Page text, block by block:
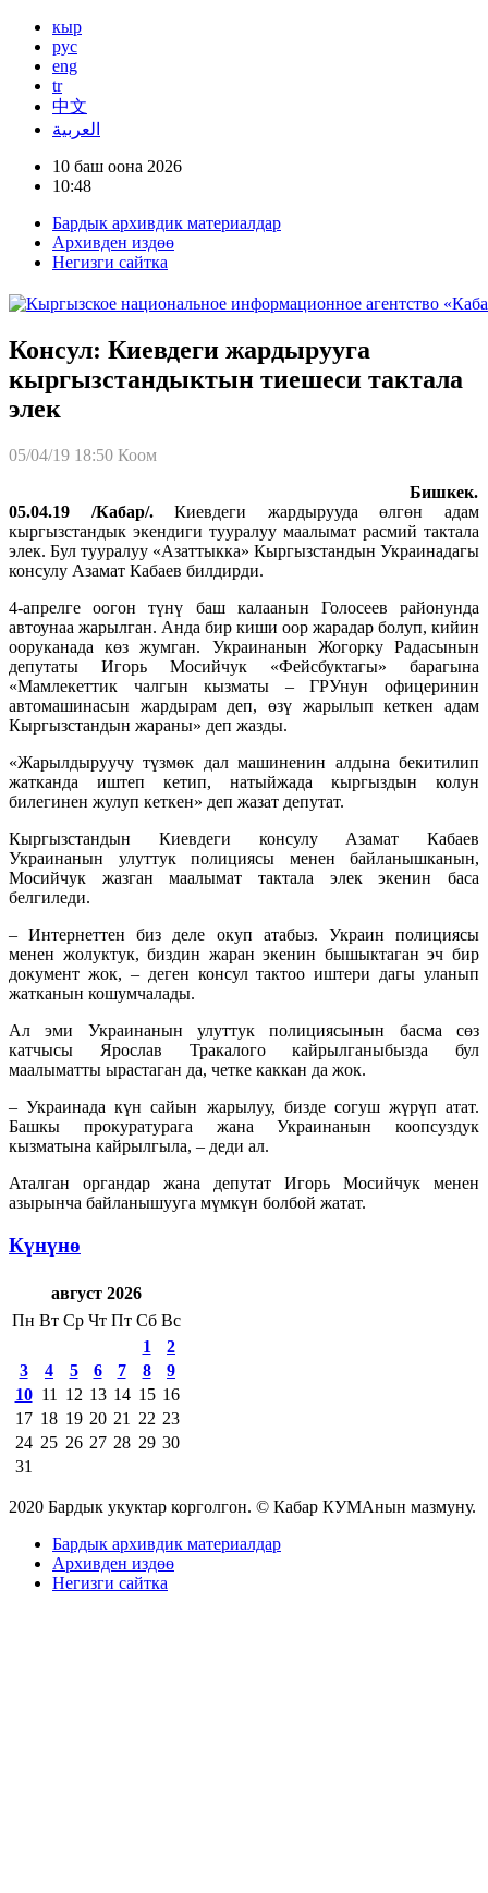
кыр
рус
eng
tr
中文
العربية
10 баш оона 2026
10:48
Бардык архивдик материалдар
Архивден издөө
Негизги сайтка
Консул: Киевдеги жардырууга
кыргызстандыктын тиешеси тактала
элек
05/04/19 18:50 Коом
Бишкек.
05.04.19 /Кабар/.Киевдеги жардырууда өлгөн адам
кыргызстандык экендиги тууралуу маалымат расмий тактала
элек. Бул тууралуу «Азаттыкка» Кыргызстандын Украинадагы
консулу Азамат Кабаев билдирди.
4-апрелге оогон түнү баш калаанын Голосеев районунда
автоунаа жарылган. Анда бир киши оор жарадар болуп, кийин
ооруканада көз жумган. Украинанын Жогорку Радасынын
депутаты Игорь Мосийчук «Фейсбуктагы» барагына
«Мамлекеттик чалгын кызматы – ГРУнун офицеринин
автомашинасын жардырам деп, өзү жарылып кеткен адам
Кыргызстандын жараны» деп жазды.
«Жарылдыруучу түзмөк дал машиненин алдына бекитилип
жатканда иштеп кетип, натыйжада кыргыздын колун
билегинен жулуп кеткен» деп жазат депутат.
Кыргызстандын Киевдеги консулу Азамат Кабаев
Украинанын улуттук полициясы менен байланышканын,
Мосийчук жазган маалымат тактала элек экенин баса
белгиледи.
– Интернеттен биз деле окуп атабыз. Украин полициясы
менен жолуктук, биздин жаран экенин бышыктаган эч бир
документ жок, – деген консул тактоо иштери дагы уланып
жатканын кошумчалады.
Ал эми Украинанын улуттук полициясынын басма сөз
катчысы Ярослав Тракалого кайрылганыбызда бул
маалыматты ырастаган да, четке каккан да жок.
– Украинада күн сайын жарылуу, бизде согуш жүрүп атат.
Башкы прокуратурага жана Украинанын коопсуздук
кызматына кайрылгыла, – деди ал.
Аталган органдар жана депутат Игорь Мосийчук менен
азырынча байланышууга мүмкүн болбой жатат.
Күнүнө
август 2026
Пн Вт Ср Чт Пт Сб Вс
1
2
3
4 5 6 7 8
9
10 11 12 13 14 15 16
17 18 19 20 21 22 23
24 25 26 27 28 29 30
31
2020 Бардык укуктар корголгон. © Кабар КУМАнын мазмуну.
Бардык архивдик материалдар
Архивден издөө
Негизги сайтка